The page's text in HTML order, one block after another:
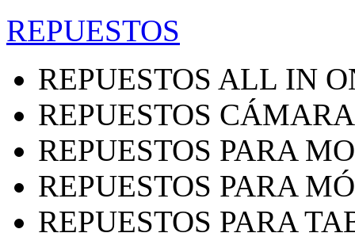
REPUESTOS
REPUESTOS ALL IN
REPUESTOS
REPUESTOS PARA
REPUESTOS PARA
REPUESTOS PARA